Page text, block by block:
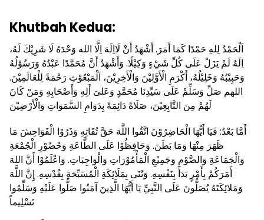
Khutbah Kedua:
اَلْحَمْدُ لِلهِ حَمْدًا كَمَا أَمَرَ. أَشْهَدُ أَنْ لَااِلَهَ اِلَّا الله وَحْدَهُ لَا شَرِيْكَ لَهُ،
اِلَهٌ لَمْ يَزَلْ عَلَى كُلِّ شَيْءٍ وَكِيْلًا. وَأَشْهَدُ أَنَّ مُحَمَّدًا عَبْدُهُ وَرَسُوْلُهُ
وَحَبِيْبُهُ وَخَلِيْلُهُ، أَكْرَمِ الْأَوَّلِيْنَ وَالْأَخِرِيْنَ، اَلْمَبْعُوْثِ رَحْمَةً لِلْعَالَمِيْنَ.
اللهم صَلِّ وَسَلِّمْ عَلَى سَيِّدِنَا مُحَمَّدٍ وَعَلىَ أَلِهِ وَأَصْحَابِهِ وَمَنْ كَانَ
لَهُمْ مِنَ التَّابِعِيْنَ، صَلَاةً دَائِمَةً بِدَوَامِ السَّمَوَاتِ وَالْأَرْضِيْنَ
أَمَّا بَعْدُ: فَيَا أَيُّهَا الْحَاضِرُوْنَ اتَّقُوا اللَّهَ حَقَّ تُقَاتِهِ وَذَرُوْا الْفَوَاحِشَ مَا
ظَهَرَ مِنْهَا وَمَا بَطَنَ. وَحَافِظُوْا عَلَى الطَّاعَةِ وَحُضُوْرِ الْجُمْعَةِ
وَالْجَمَاعَةِ وَالصَّوْمِ وَجَمِيْعِ الْمَأْمُوْرَاتِ وَالْوَاجِبَاتِ. وَاعْلَمُوْا أَنَّ اللهَ
أَمَرَكُمْ بِأَمْرٍ بَدَأَ بِنَفْسِهِ. وَثَنَى بِمَلَائِكَةِ الْمُسَبِّحَةِ بِقُدْسِهِ. إِِنَّ اللَّهَ
وَمَلائِكَتَهُ يُصَلُّونَ عَلَى النَّبِيِّ يَا أَيُّهَا الَّذِينَ آمَنُوا صَلُّوا عَلَيْهِ وَسَلِّمُوا
تَسْلِيماً